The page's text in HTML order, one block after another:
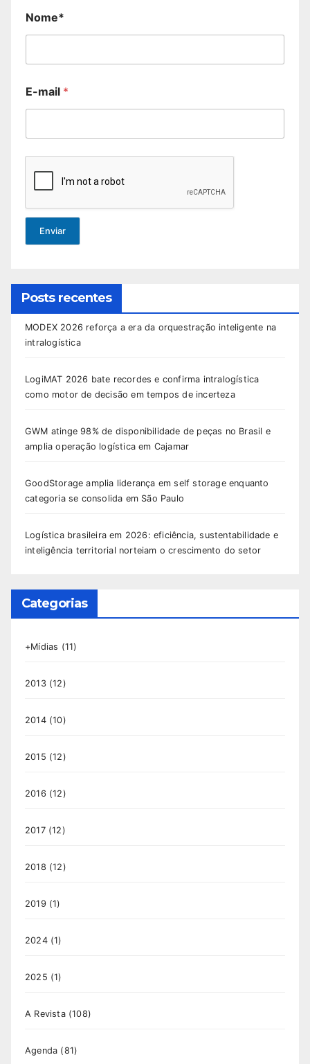
Nome*
E-mail *
Enviar
Posts recentes
MODEX 2026 reforça a era da orquestração inteligente na
intralogística
LogiMAT 2026 bate recordes e confirma intralogística
como motor de decisão em tempos de incerteza
GWM atinge 98% de disponibilidade de peças no Brasil e
amplia operação logística em Cajamar
GoodStorage amplia liderança em self storage enquanto
categoria se consolida em São Paulo
Logística brasileira em 2026: eficiência, sustentabilidade e
inteligência territorial norteiam o crescimento do setor
Categorias
+Mídias (11)
2013(12)
2014(10)
2015 (12)
2016 (12)
2017(12)
2018 (12)
2019 (1)
2024(1)
2025 (1)
A Revista(108)
Agenda (81)